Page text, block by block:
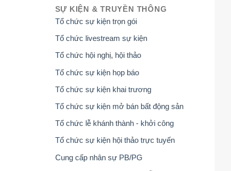
SỰ KIỆN & TRUYỀN THÔNG
Tổ chức sự kiện trọn gói
Tổ chức livestream sự kiện
Tổ chức hội nghị, hội thảo
Tổ chức sự kiện họp báo
Tổ chức sự kiện khai trương
Tổ chức sự kiện mở bán bất động sản
Tổ chức lễ khánh thành - khởi công
Tổ chức sự kiện hội thảo trực tuyến
Cung cấp nhân sự PB/PG